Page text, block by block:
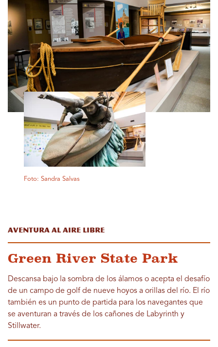
Foto: Sandra Salvas
Aventura al aire libre
Green River State Park
Descansa bajo la sombra de los álamos o acepta el desafío
de un campo de golf de nueve hoyos a orillas del río. El río
también es un punto de partida para los navegantes que
se aventuran a través de los cañones de Labyrinth y
Stillwater.